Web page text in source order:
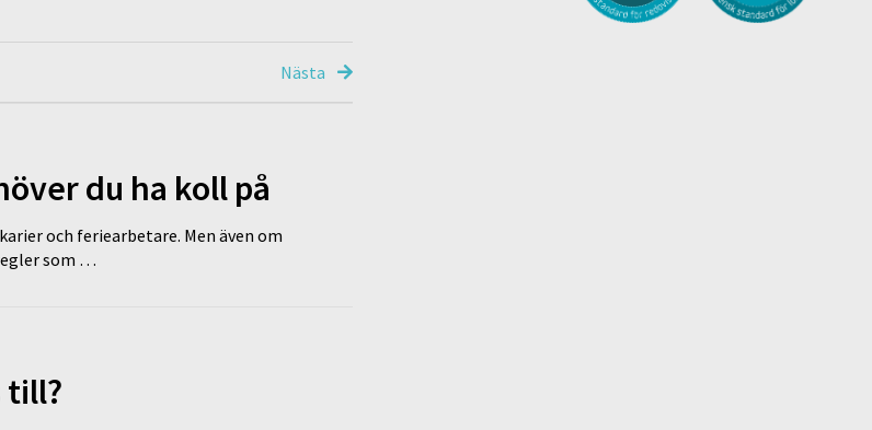
Nästa
du ha koll på
och feriearbetare. Men även om
som …
till?